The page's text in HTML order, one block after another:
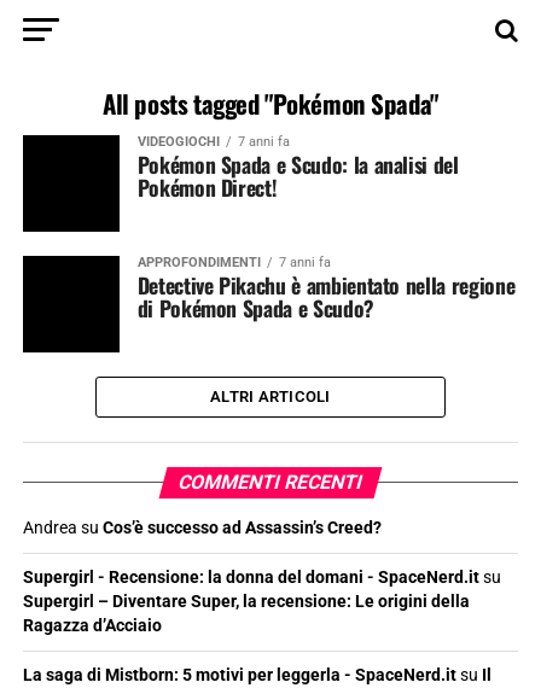
All posts tagged "Pokémon Spada"
VIDEOGIOCHI 7 anni fa
Pokémon Spada e Scudo: la analisi del
Pokémon Direct!
APPROFONDIMENTI 7 anni fa
Detective Pikachu è ambientato nella regione
di Pokémon Spada e Scudo?
ALTRI ARTICOLI
COMMENTI RECENTI
Andrea su Cos’è successo ad Assassin’s Creed?
Supergirl - Recensione: la donna del domani - SpaceNerd.itsu
Supergirl – Diventare Super, la recensione: Le origini della
Ragazza d’Acciaio
La saga di Mistborn: 5 motivi per leggerla - SpaceNerd.itsu Il